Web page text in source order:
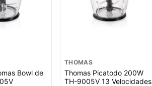
Bowl de
THOMAS
Thomas Picatodo 200W
TH-9005V 13 Velocidades